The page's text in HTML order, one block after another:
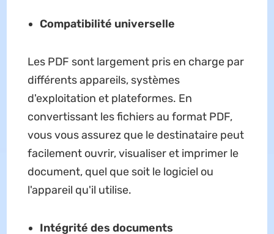
Compatibilité universelle
Les PDF sont largement pris en charge par
différents appareils, systèmes
d'exploitation et plateformes. En
convertissant les fichiers au format PDF,
vous vous assurez que le destinataire peut
facilement ouvrir, visualiser et imprimer le
document, quel que soit le logiciel ou
l'appareil qu'il utilise.
Intégrité des documents